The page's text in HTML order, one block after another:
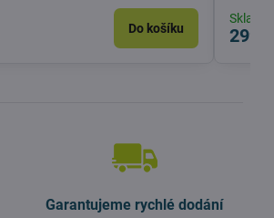
Do košíku 299
Garantujeme rychlé dodání